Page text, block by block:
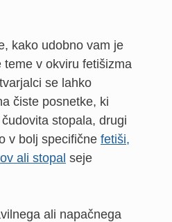
kako udobno vam je
teme v okviru fetišizma
se lahko
čiste posnetke, ki
stopala, drugi
v bolj specifične fetiši,
ali stopal seje
ali napačnega